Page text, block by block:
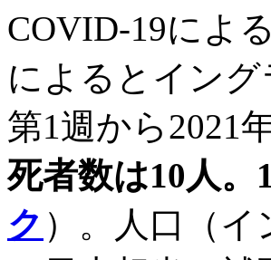
COVID-19によ
によるとイン
第1週から2021
死者数は10人。
ク ）。人口（